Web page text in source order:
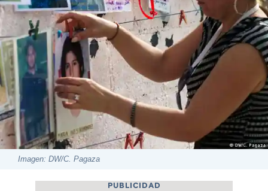
Imagen: DW/C. Pagaza
PUBLICIDAD